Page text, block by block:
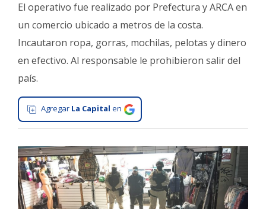
Cultura
Tecnología
Gastronomía
Salud
Interés
General
La
Ciudad
Deportes
Arte
El operativo fue realizado por Prefectura y ARCA en
un comercio ubicado a metros de la costa.
Incautaron ropa, gorras, mochilas, pelotas y dinero
en efectivo. Al responsable le prohibieron salir del
país.
Agregar La Capital en